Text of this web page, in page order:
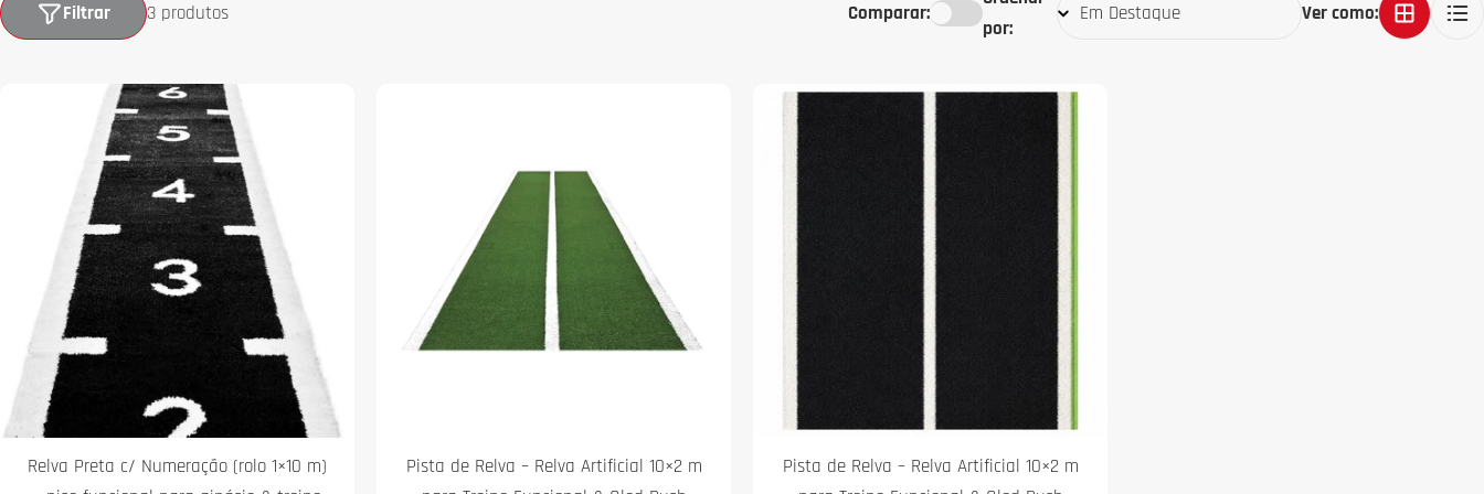
3 produtos
Filtrar Comparar:
por:
Ver como:
Relva Preta c/ Numeração (rolo 1×10 m)
Pista de Relva – Relva Artificial 10×2 m
Pista de Relva – Relva Artificial 10×2 m